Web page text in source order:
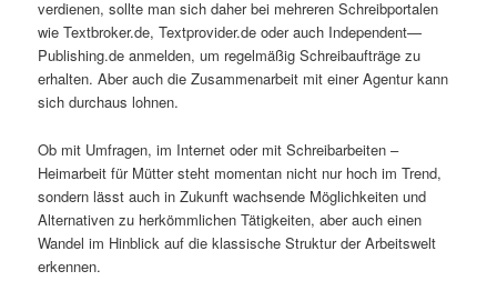
verdienen, sollte man sich daher bei mehreren Schreibportalen
wie Textbroker.de, Textprovider.de oder auch Independent—
Publishing.de anmelden, um regelmäßig Schreibaufträge zu
erhalten. Aber auch die Zusammenarbeit mit einer Agentur kann
sich durchaus lohnen.
Ob mit Umfragen, im Internet oder mit Schreibarbeiten –
Heimarbeit für Mütter steht momentan nicht nur hoch im Trend,
sondern lässt auch in Zukunft wachsende Möglichkeiten und
Alternativen zu herkömmlichen Tätigkeiten, aber auch einen
Wandel im Hinblick auf die klassische Struktur der Arbeitswelt
erkennen.